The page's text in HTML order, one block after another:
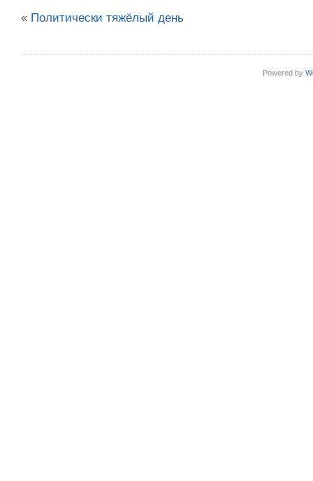
« Политически тяжёлый день
Powered by